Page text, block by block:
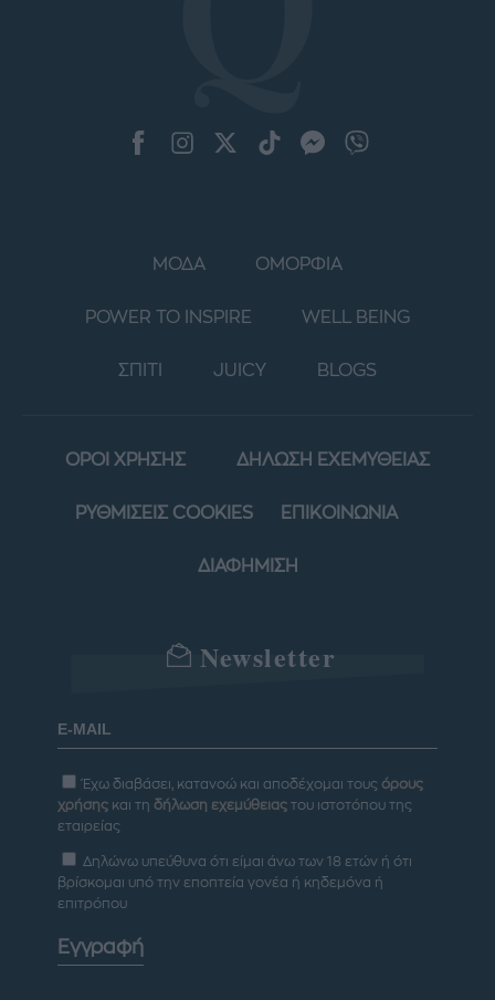
ΜΟΔΑ ΟΜΟΡΦΙΑ
POWER TO INSPIRE WELL BEING
ΣΠΙΤΙ JUICY BLOGS
ΟΡΟΙ ΧΡΗΣΗΣ ΔΗΛΩΣΗ ΕΧΕΜΥΘΕΙΑΣ
ΡΥΘΜΙΣΕΙΣ COOKIES ΕΠΙΚΟΙΝΩΝΙΑ
ΔΙΑΦΗΜΙΣΗ
Newsletter
Έχω διαβάσει, κατανοώ και αποδέχομαι τους όρους
χρήσης και τη δήλωση εχεμύθειας του ιστοτόπου της
εταιρείας
Δηλώνω υπεύθυνα ότι είμαι άνω των 18 ετών ή ότι
βρίσκομαι υπό την εποπτεία γονέα ή κηδεμόνα ή
επιτρόπου
Εγγραφή